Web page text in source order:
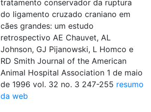
tratamento conservador da ruptura
do ligamento cruzado craniano em
cães grandes: um estudo
retrospectivo AE Chauvet, AL
Johnson, GJ Pijanowski, L Homco e
RD Smith Journal of the American
Animal Hospital Association 1 de maio
de 1996 vol. 32 no. 3 247-255 resumo
da web